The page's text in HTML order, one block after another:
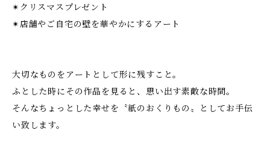
✴︎クリスマスプレゼント
✴︎店舗やご自宅の壁を華やかにするアート
大切なものをアートとして形に残すこと。
ふとした時にその作品を見ると、思い出す素敵な時間。
そんなちょっとした幸せを〝紙のおくりもの〟としてお手伝
い致します。